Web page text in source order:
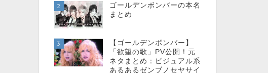
2
ゴールデンボンバーの本名
まとめ
3
【ゴールデンボンバー】
「欲望の歌」PV公開！元
ネタまとめ：ビジュアル系
あるあるゼンブノセヤサイ